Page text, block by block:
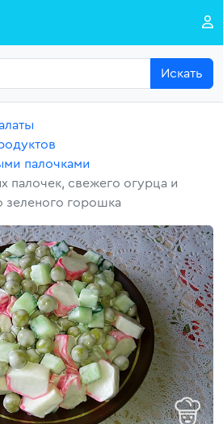
Искать
палочками
палочек, свежего огурца и
зеленого горошка